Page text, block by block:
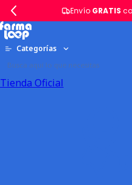
Envío GRATIS
Categorías
Tienda Oficial